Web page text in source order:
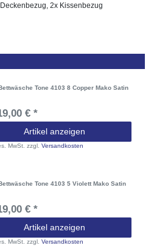
2x Kissenbezug
Tone 4103 8 Copper Mako Satin
€ *
Artikel anzeigen
MwSt. zzgl.Versandkosten
Tone 4103 5 Violett Mako Satin
€ *
Artikel anzeigen
MwSt. zzgl.Versandkosten